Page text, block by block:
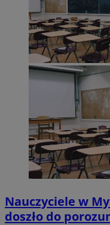
Nauczyciele w
doszło do